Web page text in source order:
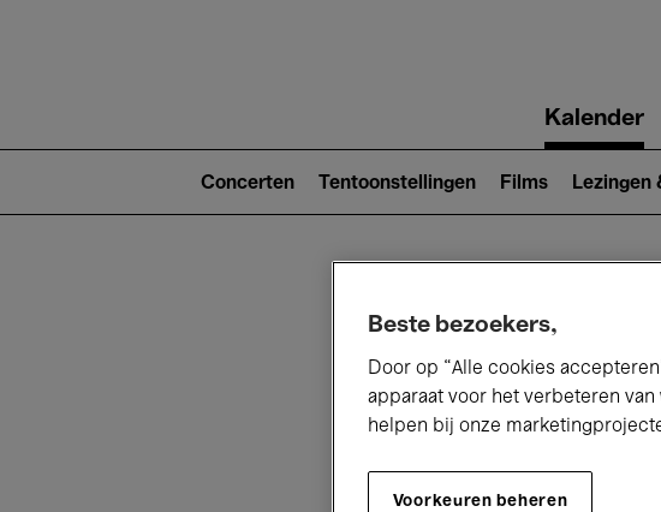
navigationKalender
2)
Concerten Tentoonstellingen Films Lezingen
Beste bezoekers,
Door op “Alle cookies
apparaat voor het verbeteren
helpen bij onze
Voorkeuren beheren